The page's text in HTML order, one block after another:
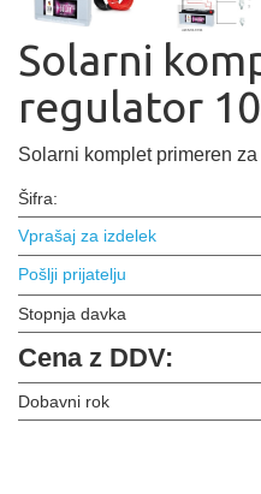
Solarni
regulator
Solarni komplet primeren
Šifra:
Vprašaj za izdelek
Pošlji prijatelju
Stopnja davka
Cena z DDV:
Dobavni rok